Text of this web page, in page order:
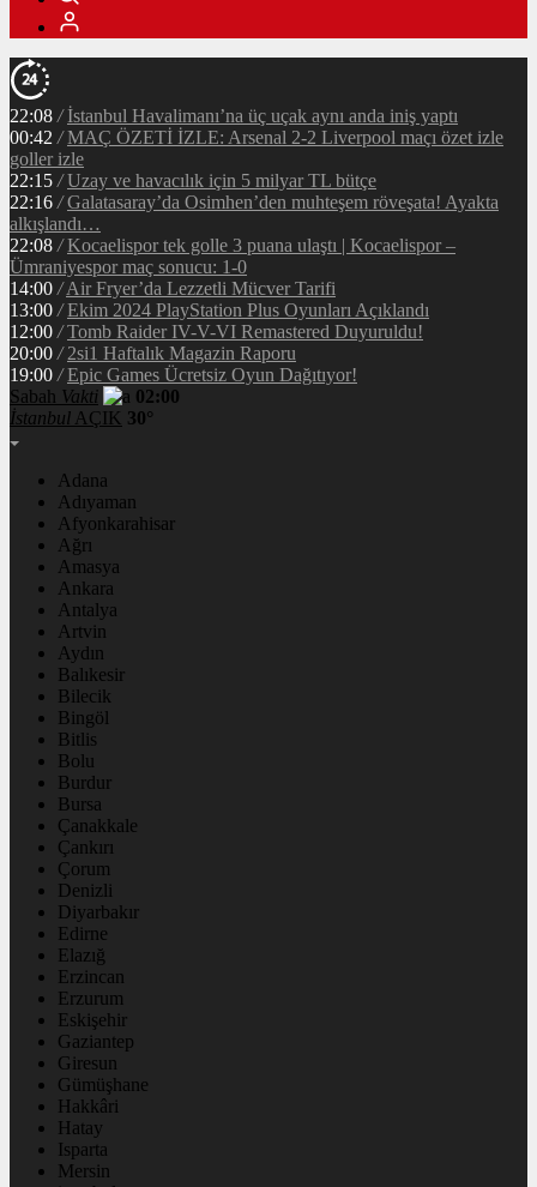
22:08 / İstanbul Havalimanı’na üç uçak aynı anda iniş yaptı
00:42 / MAÇ ÖZETİ İZLE: Arsenal 2-2 Liverpool maçı özet izle
goller izle
22:15 / Uzay ve havacılık için 5 milyar TL bütçe
22:16 / Galatasaray’da Osimhen’den muhteşem röveşata! Ayakta
alkışlandı…
22:08 / Kocaelispor tek golle 3 puana ulaştı | Kocaelispor –
Ümraniyespor maç sonucu: 1-0
14:00 / Air Fryer’da Lezzetli Mücver Tarifi
13:00 / Ekim 2024 PlayStation Plus Oyunları Açıklandı
12:00 / Tomb Raider IV-V-VI Remastered Duyuruldu!
20:00 / 2si1 Haftalık Magazin Raporu
19:00 / Epic Games Ücretsiz Oyun Dağıtıyor!
Sabah Vakti
02:00
İstanbul AÇIK 30°
Adana
Adıyaman
Afyonkarahisar
Ağrı
Amasya
Ankara
Antalya
Artvin
Aydın
Balıkesir
Bilecik
Bingöl
Bitlis
Bolu
Burdur
Bursa
Çanakkale
Çankırı
Çorum
Denizli
Diyarbakır
Edirne
Elazığ
Erzincan
Erzurum
Eskişehir
Gaziantep
Giresun
Gümüşhane
Hakkâri
Hatay
Isparta
Mersin